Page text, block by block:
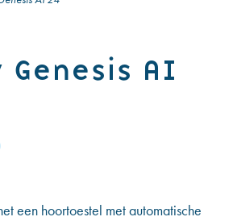
Genesis AI
een hoortoestel met automatische